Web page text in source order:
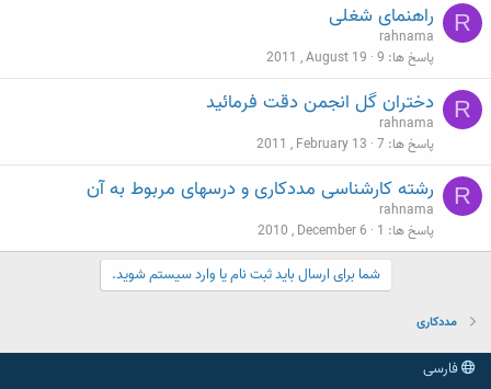
R راهنمای شغلی
rahnama
پاسخ ها 9
2011 , August 19
R دختران گل انجمن دقت فرمائید
rahnama
پاسخ ها 7
2011 , February 13
R رشته کارشناسی مددکاری و درسهای مربوط به آن
rahnama
پاسخ ها 1
2010 , December 6
شما برای ارسال باید ثبت نام یا وارد سیستم شوید.
مددکاری
فارسی